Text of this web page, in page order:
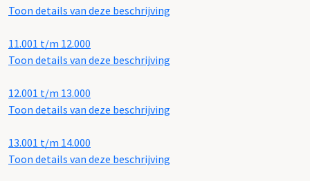
Toon details van deze beschrijving
11.001 t/m 12.000
Toon details van deze beschrijving
12.001 t/m 13.000
Toon details van deze beschrijving
13.001 t/m 14.000
Toon details van deze beschrijving